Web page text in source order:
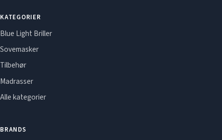
KATEGORIER
Blue Light Briller
Sovemasker
Tilbehør
Madrasser
Alle kategorier
BRANDS